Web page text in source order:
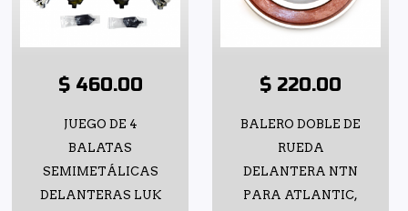
$ 460.00
JUEGO DE 4
BALATAS
SEMIMETÁLICAS
DELANTERAS LUK
$ 220.00
BALERO DOBLE DE
RUEDA
DELANTERA NTN
PARA ATLANTIC,